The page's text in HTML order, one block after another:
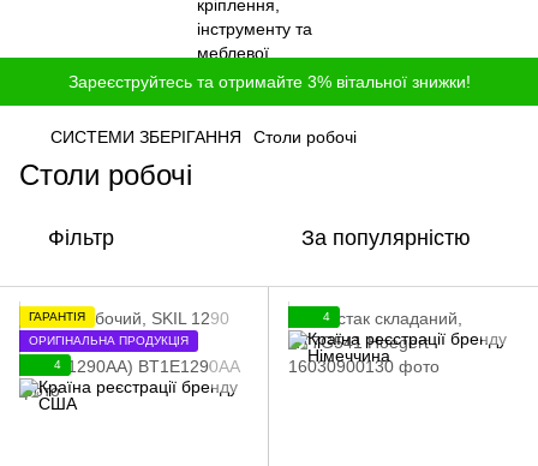
Зареєструйтесь та отримайте 3% вітальної знижки!
СИСТЕМИ ЗБЕРІГАННЯ Столи робочі
Столи робочі
Фільтр За популярністю
ГАРАНТІЯ
ОРИГІНАЛЬНА ПРОДУКЦІЯ
4
4